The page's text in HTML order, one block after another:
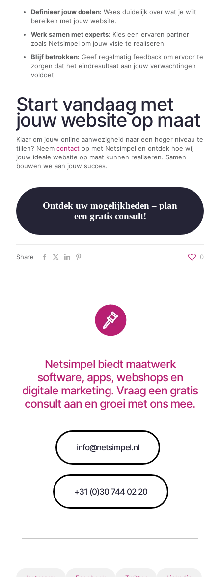
Definieer jouw doelen: Wees duidelijk over wat je wilt
bereiken met jouw website.
Werk samen met experts: Kies een ervaren partner
zoals Netsimpel om jouw visie te realiseren.
Blijf betrokken: Geef regelmatig feedback om ervoor te
zorgen dat het eindresultaat aan jouw verwachtingen
voldoet.
Start vandaag met
jouw website op maat
Klaar om jouw online aanwezigheid naar een hoger niveau te
tillen? Neem contact op met Netsimpel en ontdek hoe wij
jouw ideale website op maat kunnen realiseren. Samen
bouwen we aan jouw succes.
Ontdek uw mogelijkheden – plan
een gratis consult!
Share 0
Netsimpel biedt maatwerk
software, apps, webshops en
digitale marketing. Vraag een gratis
consult aan en groei met ons mee.
info@netsimpel.nl
+31 (0)30 744 02 20